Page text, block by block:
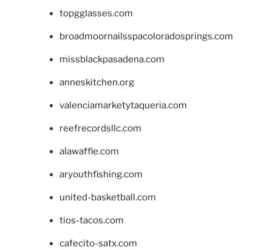
topgglasses.com
broadmoornailsspacoloradosprings.com
missblackpasadena.com
anneskitchen.org
valenciamarketytaqueria.com
reefrecordsllc.com
alawaffle.com
aryouthfishing.com
united-basketball.com
tios-tacos.com
cafecito-satx.com